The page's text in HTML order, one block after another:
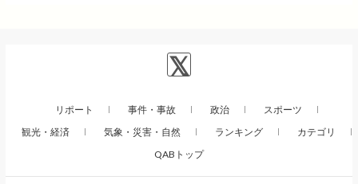
リポート 事件・事故 政治
スポーツ
観光・経済
気象・災害・自然 ランキング
カテゴリ
QABトップ